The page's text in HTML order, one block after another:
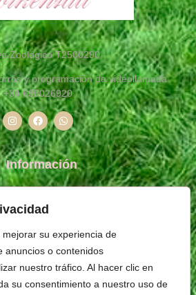
su experiencia de
anuncios o contenidos
nuestro tráfico. Al hacer clic en
su consentimiento a nuestro uso de
Zoológico T2500290
y programación de videollamada
+34635026920
Información
Políticas